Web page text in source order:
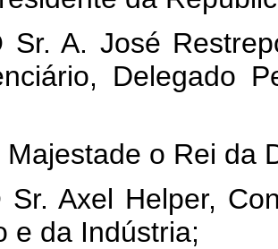
José Restrepo,
Delegado
o Rei da
Helper,
e da Indústria;